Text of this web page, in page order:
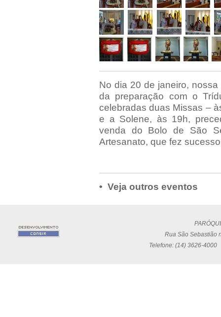
No dia 20 de janeiro,
da preparação com o
celebradas duas Missas –
e a Solene, às 19h,
venda do Bolo de São
Artesanato, que fez
• Veja outros eventos
Rua São Sebastião
Telefone: (14) 3626-